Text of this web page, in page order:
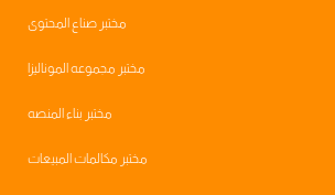
مختبر صناع المحتوى
مختبر مجموعه الموناليزا
مختبر بناء المنصه
مختبر مكالمات المبيعات